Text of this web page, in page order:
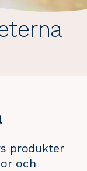
produkter
och